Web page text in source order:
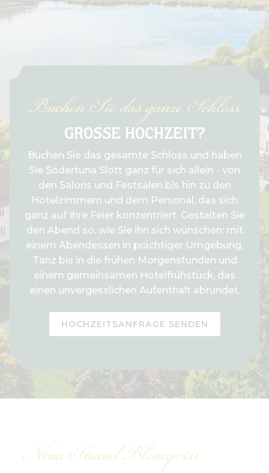
Buchen Sie das ganze Schloss
GROSSE HOCHZEIT?
Buchen Sie das gesamte Schloss und haben
Sie Södertuna Slott ganz für sich allein - von
den Salons und Festsälen bis hin zu den
Hotelzimmern und dem Personal, das sich
ganz auf Ihre Feier konzentriert. Gestalten Sie
den Abend so, wie Sie ihn sich wünschen: mit
einem Abendessen in prächtiger Umgebung,
Tanz bis in die frühen Morgenstunden und
einem gemeinsamen Hotelfrühstück, das
einen unvergesslichen Aufenthalt abrundet.
HOCHZEITSANFRAGE SENDEN
Nina Strand Blomqvist